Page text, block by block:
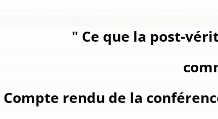
" Ce que la post-
Compte rendu de la